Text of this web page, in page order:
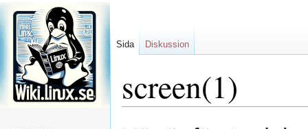
screen(1)
Sida Diskussion